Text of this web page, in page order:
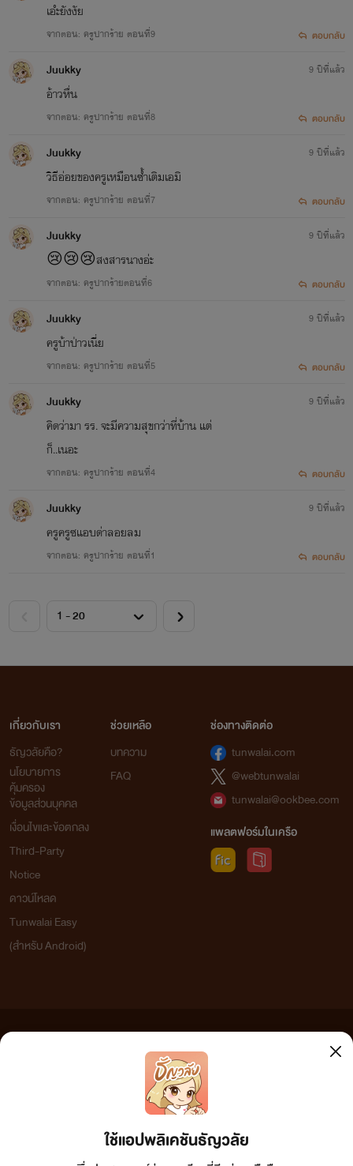
เอํะยังงัย
จากตอน: ครูปากร้าย ตอนที่9 ตอบกลับ
Juukky
อ้าวหื่น
จากตอน: ครูปากร้าย ตอนที่8
9 ปีที่แล้ว
ตอบกลับ
Juukky
วิธีอ่อยของครูเหมือนซ้ำเติมเอมิ
จากตอน: ครูปากร้าย ตอนที่7
9 ปีที่แล้ว
ตอบกลับ
Juukky
😢😢😢สงสารนางอ่ะ
จากตอน: ครูปากร้ายตอนที่6
9 ปีที่แล้ว
ตอบกลับ
Juukky
ครูบ้าป่าวเนี่ย
จากตอน: ครูปากร้าย ตอนที่5
9 ปีที่แล้ว
ตอบกลับ
Juukky
คิดว่ามา รร. จะมีความสุขกว่าที่บ้าน แต่
ก็..เนอะ
จากตอน: ครูปากร้าย ตอนที่4
9 ปีที่แล้ว
ตอบกลับ
Juukky
ครูครูซแอบด่าลอยลม
จากตอน: ครูปากร้าย ตอนที่1
9 ปีที่แล้ว
ตอบกลับ
ใช้แอปพลิเคชันธัญวลัย
เกี่ยวกับเรา
ธัญวลัยคือ?
นโยบายการ
คุ้มครอง
ข้อมูลส่วนบุคคล
เงื่อนไขและข้อตกลง
Third-Party
Notice
ดาวน์โหลด
Tunwalai Easy
(สำหรับ Android)
ช่วยเหลือ
บทความ
FAQ
ช่องทางติดต่อ
tunwalai.com
@webtunwalai
tunwalai@ookbee.com
แพลตฟอร์มในเครือ
เว็บไซต์แห่งนี้ไม่ได้เห็นด้วยและไม่ขอรับผิดชอบต่อข้อความใดๆ ทั้งสิ้น ดังนั้นผู้อ่านทุกท่านโปรดใช้
วิจารณญาณในการกลั่นกรองด้วยตนเอง และหากท่านพบข้อความใดๆ ที่ขัดต่อกฎหมายและศีลธรรม
กรุณาแจ้งมาที่ tunwalai@ookbee.com เพื่อทีมงานจะได้ดำเนินการในทันที ทั้งนี้ ทางเว็บไซต์ขอสงวน
ลิขสิทธิ์ตามพระราชบัญญัติลิขสิทธิ์ (ฉบับเพิ่มเติม) พ.ศ.2558